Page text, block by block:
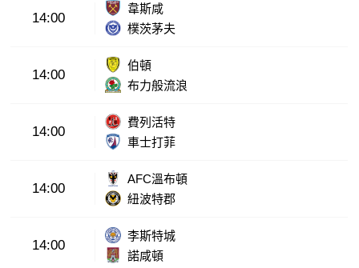
14:00
韋斯咸
樸茨茅夫
14:00
伯頓
布力般流浪
14:00
費列活特
車士打菲
14:00
AFC溫布頓
紐波特郡
14:00
李斯特城
諾咸頓